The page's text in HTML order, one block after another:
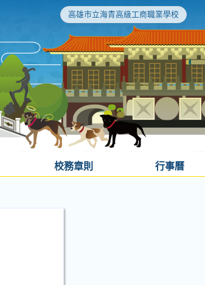
高雄市立海青高級工商職業學校
校務章則 行事曆